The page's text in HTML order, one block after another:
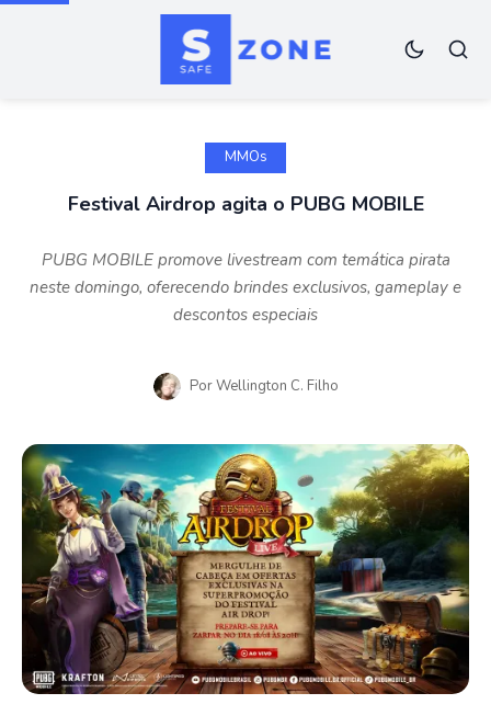
MMOs
Festival Airdrop agita o PUBG MOBILE
PUBG MOBILE promove livestream com temática pirata
neste domingo, oferecendo brindes exclusivos, gameplay e
descontos especiais
PorWellington C. Filho